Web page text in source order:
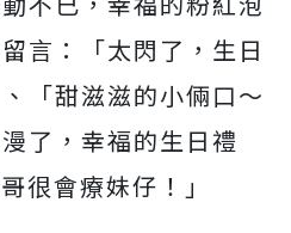
言：「太閃了，生日
「甜滋滋的小倆口～
了，幸福的生日禮
很會療妹仔！」